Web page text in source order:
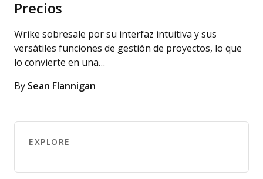
Precios
Wrike sobresale por su interfaz intuitiva y sus
versátiles funciones de gestión de proyectos, lo que
lo convierte en una…
By Sean Flannigan
EXPLORE